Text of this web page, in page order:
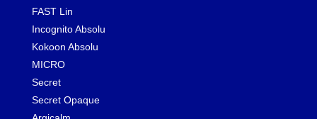
FAST Lin
Incognito Absolu
Kokoon Absolu
MICRO
Secret
Secret Opaque